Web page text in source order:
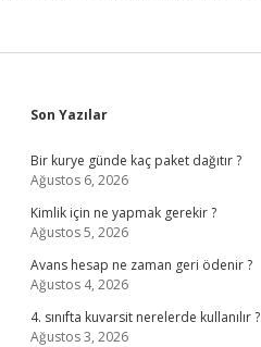
Sidebar
Son Yazılar
Bir kurye günde kaç paket dağıtır ?
Ağustos 6, 2026
Kimlik için ne yapmak gerekir ?
Ağustos 5, 2026
Avans hesap ne zaman geri ödenir ?
Ağustos 4, 2026
4. sınıfta kuvarsit nerelerde kullanılır ?
Ağustos 3, 2026